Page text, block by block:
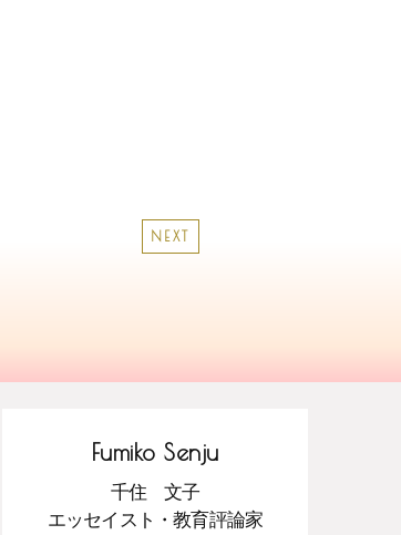
NEXT
Fumiko Senju
千住 文子
エッセイスト・教育評論家